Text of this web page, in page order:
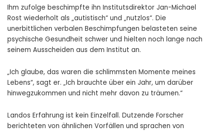
Ihm zufolge beschimpfte ihn Institutsdirektor Jan-Michael
Rost wiederholt als „autistisch“ und „nutzlos“. Die
unerbittlichen verbalen Beschimpfungen belasteten seine
psychische Gesundheit schwer und hielten noch lange nach
seinem Ausscheiden aus dem Institut an.
„Ich glaube, das waren die schlimmsten Momente meines
Lebens“, sagt er. „Ich brauchte über ein Jahr, um darüber
hinwegzukommen und nicht mehr davon zu träumen.“
Landos Erfahrung ist kein Einzelfall. Dutzende Forscher
berichteten von ähnlichen Vorfällen und sprachen von